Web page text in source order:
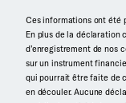
Ces informations ont été
En plus de la déclaration
d’enregistrement de nos
sur un instrument
qui pourrait être faite de
en découler. Aucune